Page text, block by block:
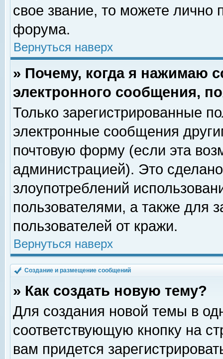
свое звание, то можете лично
форума.
Вернуться наверх
» Почему, когда я нажимаю
электронного сообщения,
Только зарегистрированные
электронные сообщения
почтовую форму (если эта
администрацией). Это
злоупотреблений
пользователями, а также для
пользователей от кражи.
Вернуться наверх
Создание и размещение сообщений
» Как создать новую тему?
Для создания новой темы в
соответствующую кнопку на
вам придется